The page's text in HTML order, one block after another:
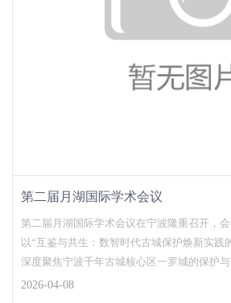
第二届月湖国际学术会议
第二届月湖国际学术会议在宁波隆重召开，
以“互鉴与共生：数智时代古城保护焕新实践
深度聚焦宁波千年古城核心区一罗城的保护
本次大会官方指定语言...
2026-04-08